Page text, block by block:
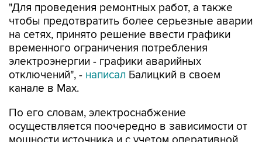
"Для проведения ремонтных работ, а также
чтобы предотвратить более серьезные аварии
на сетях, принято решение ввести графики
временного ограничения потребления
электроэнергии - графики аварийных
отключений", - написал Балицкий в своем
канале в Max.
По его словам, электроснабжение
осуществляется поочередно в зависимости от